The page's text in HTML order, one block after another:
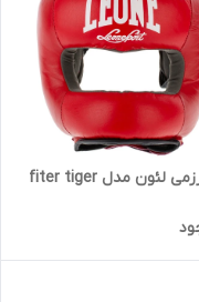
کلاه رزمی لئون مدل fiter tiger